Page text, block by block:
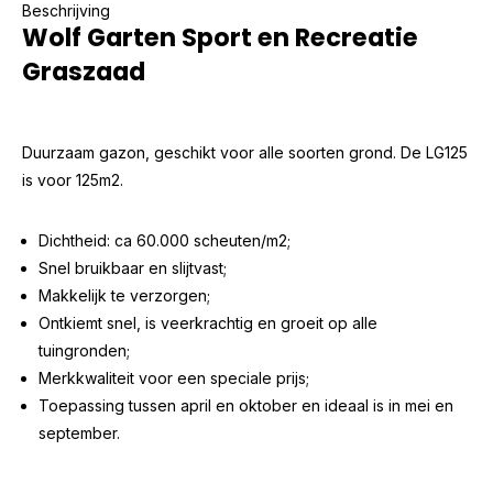
Beschrijving
Wolf Garten Sport en Recreatie
Graszaad
Duurzaam gazon, geschikt voor alle soorten grond. De LG125
is voor 125m2.
Dichtheid: ca 60.000 scheuten/m2;
Snel bruikbaar en slijtvast;
Makkelijk te verzorgen;
Ontkiemt snel, is veerkrachtig en groeit op alle
tuingronden;
Merkkwaliteit voor een speciale prijs;
Toepassing tussen april en oktober en ideaal is in mei en
september.